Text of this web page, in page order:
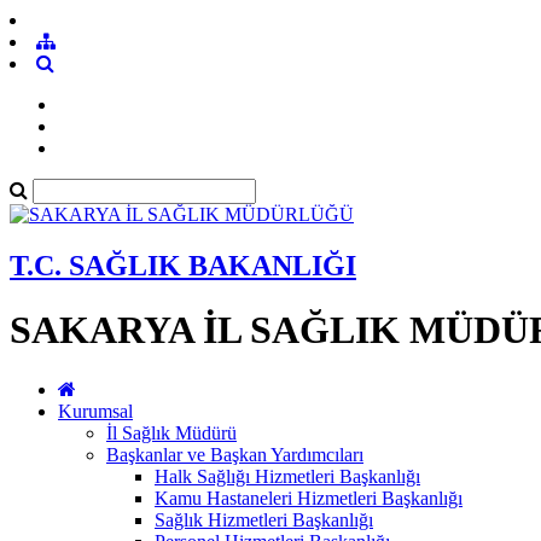
T.C. SAĞLIK BAKANLIĞI
SAKARYA İL SAĞLIK
Kurumsal
İl Sağlık Müdürü
Başkanlar ve Başkan Yardımcıları
Halk Sağlığı Hizmetleri Başkanlığı
Kamu Hastaneleri Hizmetleri Başkanlığı
Sağlık Hizmetleri Başkanlığı